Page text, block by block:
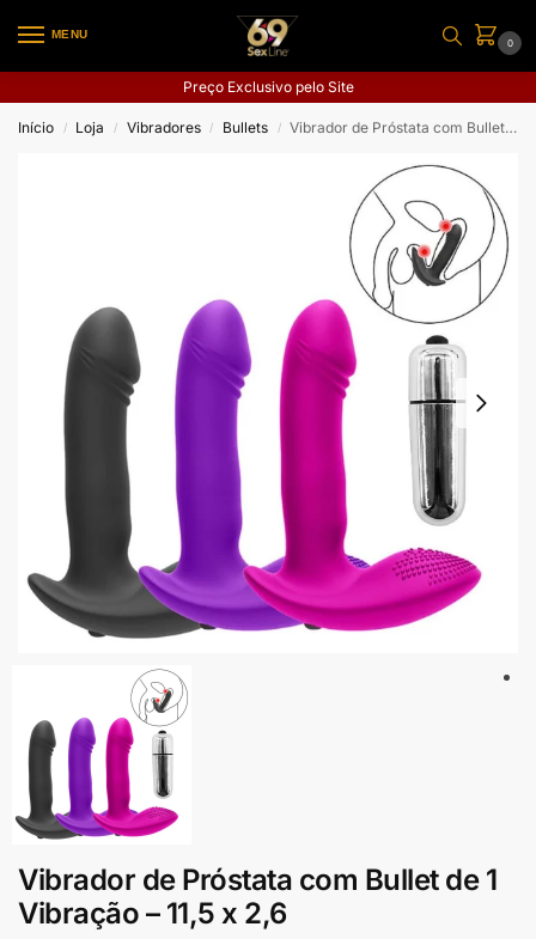
MENU
0
Preço Exclusivo pelo Site
Início / Loja / Vibradores / Bullets / Vibrador de Próstata com Bullet de 1 Vibração – 11,5 x 2,6
Vibrador de Próstata com Bullet de 1
Vibração – 11,5 x 2,6